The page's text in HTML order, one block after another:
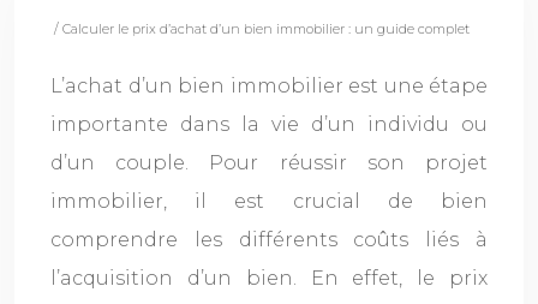
/ Calculer le prix d’achat d’un bien immobilier : un guide complet
L’achat d’un bien immobilier est une étape
importante dans la vie d’un individu ou
d’un couple. Pour réussir son projet
immobilier, il est crucial de bien
comprendre les différents coûts liés à
l’acquisition d’un bien. En effet, le prix